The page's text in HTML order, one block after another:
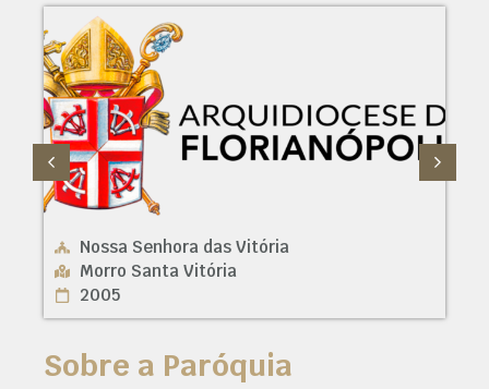
Nossa Senhora das Vitória
Morro Santa Vitória
2005
Sobre a Paróquia